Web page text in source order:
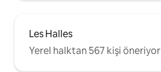
Les Halles
Yerel halktan 567 kişi öneriyor